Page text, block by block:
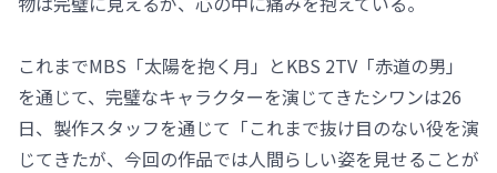
これまでMBS「太陽を抱く月」とKBS 2TV「赤道の男」
を通じて、完璧なキャラクターを演じてきたシワンは26
日、製作スタッフを通じて「これまで抜け目のない役を演
じてきたが、今回の作品では人間らしい姿を見せることが